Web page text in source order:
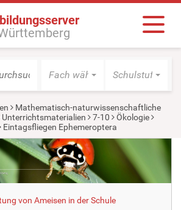
Fach wählen Schulstufe
Mathematisch-naturwissenschaftliche
Unterrichtsmaterialien 7-10
Ökologie
Eintagsfliegen Ephemeroptera
von Ameisen in der Schule